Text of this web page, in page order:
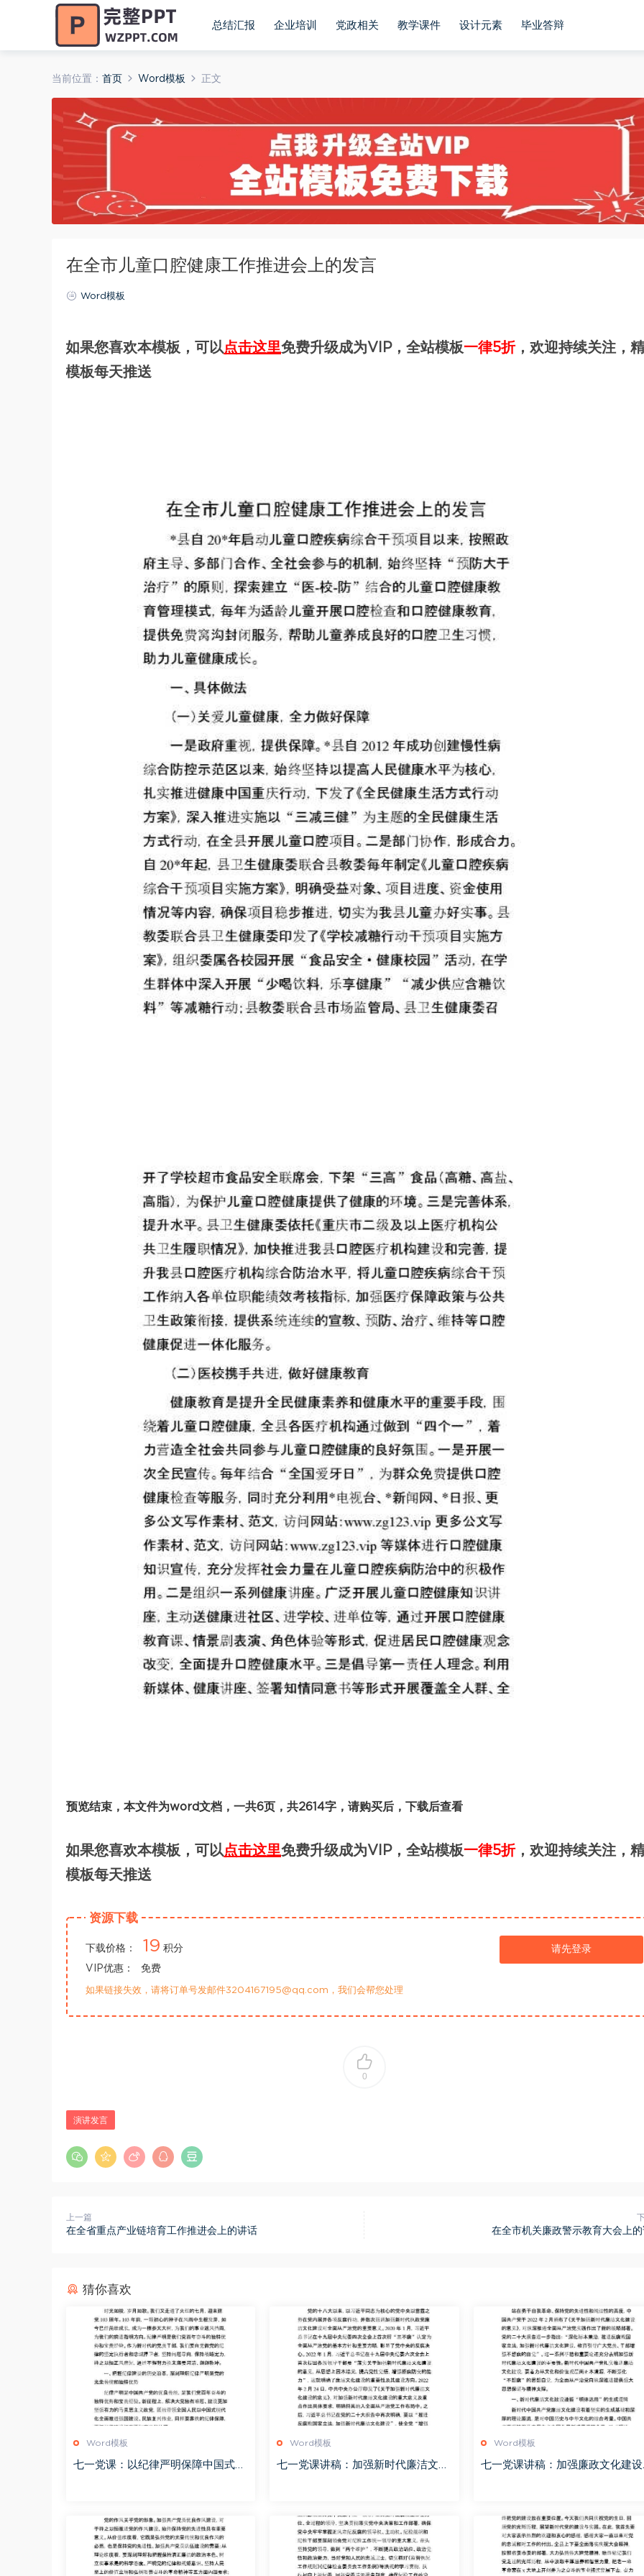
总结汇报 企业培训 党政相关 教学课件 设计元素 毕业答辩
当前位置： 首页 Word模板 正文
在全市儿童口腔健康工作推进会上的发言
Word模板
如果您喜欢本模板，可以点击这里免费升级成为VIP，全站模板一律5折，欢迎持续关注，
模板每天推送
预览结束，本文件为word文档，一共6页，共2614字，请购买后，下载后查看
如果您喜欢本模板，可以点击这里免费升级成为VIP，全站模板一律5折，欢迎持续关注，
模板每天推送
资源下载
下载价格： 19 积分
VIP优惠：
免费
请先登录
如果链接失效，请将订单号发邮件3204167195@qq.com，我们会帮您处理
0
演讲发言
上一篇
在全省重点产业链培育工作推进会上的讲话 在全市机关廉政警示教育大会上
猜你喜欢
Word模板
七一党课：以纪律严明保障中国式现
Word模板
七一党课讲稿：加强新时代廉洁文化
Word模板
七一党课讲稿：加强廉政文化建设